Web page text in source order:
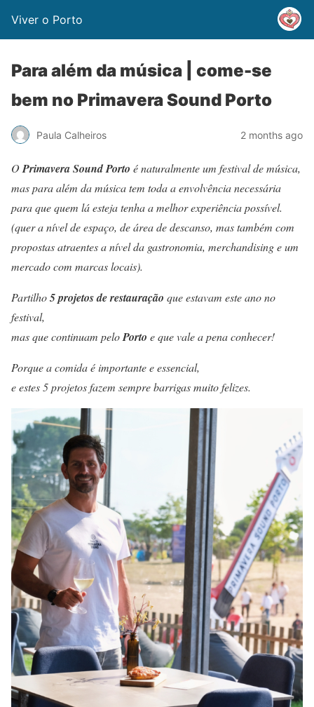
Viver o Porto
Para além da música | come-se
bem no Primavera Sound Porto
Paula Calheiros 2 months ago
OPrimavera Sound Porto é naturalmente um festival de música,
mas para além da música tem toda a envolvência necessária
para que quem lá esteja tenha a melhor experiência possível.
(quer a nível de espaço, de área de descanso, mas também com
propostas atraentes a nível da gastronomia, merchandising e um
mercado com marcas locais).
Partilho5 projetos de restauração que estavam este ano no
festival,
mas que continuam peloPorto e que vale a pena conhecer!
Porque a comida é importante e essencial,
e estes 5 projetos fazem sempre barrigas muito felizes.